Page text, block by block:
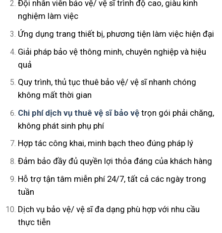
Đội nhân viên bảo vệ/ vệ sĩ trình độ cao, giàu kinh
nghiệm làm việc
Ứng dụng trang thiết bị, phương tiện làm việc hiện đại
Giải pháp bảo vệ thông minh, chuyên nghiệp và hiệu
quả
Quy trình, thủ tục thuê bảo vệ/ vệ sĩ nhanh chóng
không mất thời gian
Chi phí dịch vụ thuê vệ sĩ bảo vệtrọn gói phải chăng,
không phát sinh phụ phí
Hợp tác công khai, minh bạch theo đúng pháp lý
Đảm bảo đầy đủ quyền lợi thỏa đáng của khách hàng
Hỗ trợ tận tâm miễn phí 24/7, tất cả các ngày trong
tuần
Dịch vụ bảo vệ/ vệ sĩ đa dạng phù hợp với nhu cầu
thực tiễn